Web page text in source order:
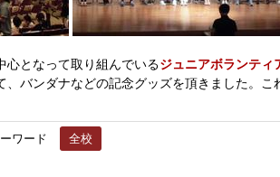
となって取り組んでいるジュニアボランティ
、バンダナなどの記念グッズを頂きました。
ワード 全校